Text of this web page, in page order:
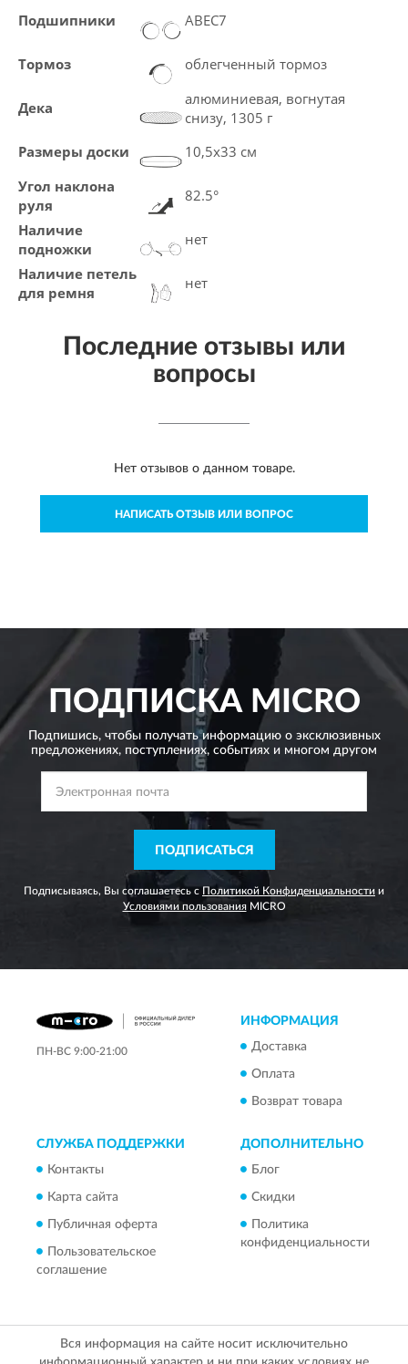
Подшипники
ABEC7
Тормоз облегченный тормоз
Дека
алюминиевая, вогнутая
снизу, 1305 г
Размеры доски
10,5х33 см
Угол наклона
руля
82.5°
Наличие
подножки
нет
Наличие петель
для ремня
нет
Последние отзывы или
вопросы
Нет отзывов о данном товаре.
НАПИСАТЬ ОТЗЫВ ИЛИ ВОПРОС
ПОДПИСКАMICRO
Подпишись, чтобы получать информацию о эксклюзивных
предложениях, поступлениях, событиях и многом другом
ПОДПИСАТЬСЯ
Подписываясь, Вы соглашаетесь с Политикой Конфиденциальности и
Условиями пользованияMICRO
ПН-ВС 9:00-21:00
ИНФОРМАЦИЯ
Доставка
Оплата
Возврат товара
СЛУЖБА ПОДДЕРЖКИ
Контакты
Карта сайта
Публичная оферта
Пользовательское
соглашение
ДОПОЛНИТЕЛЬНО
Блог
Скидки
Политика
конфиденциальности
Вся информация на сайте носит исключительно